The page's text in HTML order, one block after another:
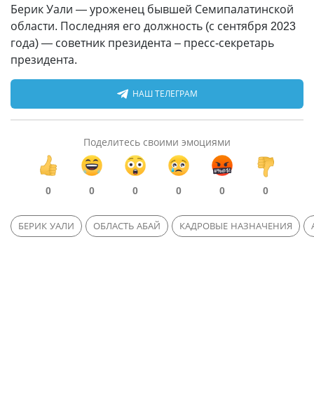
Берик Уали — уроженец бывшей Семипалатинской
области. Последняя его должность (с сентября 2023
года) — советник президента – пресс-секретарь
президента.
НАШ ТЕЛЕГРАМ
Поделитесь своими эмоциями
0 0 0 0 0 0
БЕРИК УАЛИ ОБЛАСТЬ АБАЙ КАДРОВЫЕ НАЗНАЧЕНИЯ